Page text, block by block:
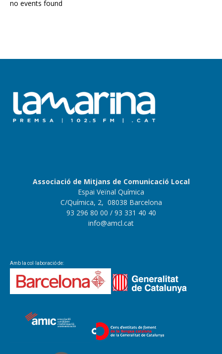
no events found
Associació de Mitjans de Comunicació Local
Espai Veïnal Química
C/Química, 2, 08038 Barcelona
93 296 80 00 / 93 331 40 40
info@amcl.cat
Amb la col·laboració de: